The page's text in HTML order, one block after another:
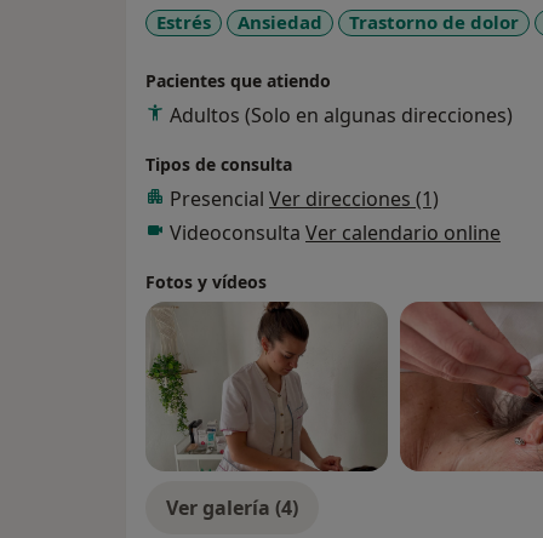
Estrés Ansiedad Trastorno de dolor
Pacientes que atiendo
Adultos (Solo en algunas direcciones)
Tipos de consulta
Presencial Ver direcciones (1)
Videoconsulta Ver calendario online
Fotos y vídeos
Ver galería (4)